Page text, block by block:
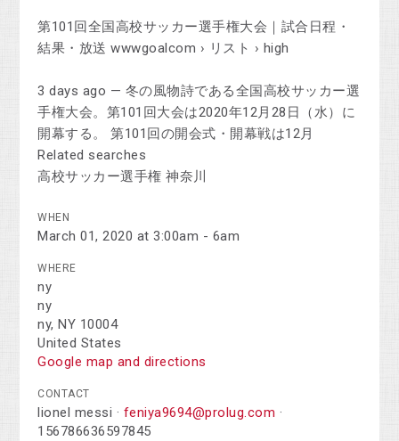
第101回全国高校サッカー選手権大会｜試合日程・
結果・放送 wwwgoalcom › リスト › high
3 days ago — 冬の風物詩である全国高校サッカー選
手権大会。第101回大会は2020年12月28日（水）に
開幕する。 第101回の開会式・開幕戦は12月
Related searches
高校サッカー選手権 神奈川
WHEN
March 01, 2020 at 3:00am - 6am
WHERE
ny
ny
ny, NY 10004
United States
Google map and directions
CONTACT
lionel messi · feniya9694@prolug.com ·
156786636597845